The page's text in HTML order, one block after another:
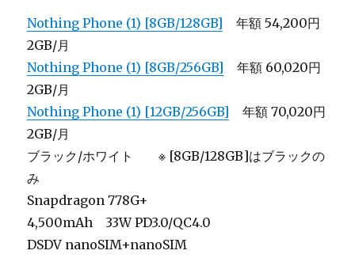
Nothing Phone (1) [8GB/128GB]
年額 54,200円
2GB/月
Nothing Phone (1) [8GB/256GB]
年額 60,020円
2GB/月
Nothing Phone (1) [12GB/256GB]
年額 70,020円
2GB/月
ブラック/ホワイト ※ [8GB/128GB]はブラックの
み
Snapdragon 778G+
4,500mAh 33W PD3.0/QC4.0
DSDV nanoSIM+nanoSIM